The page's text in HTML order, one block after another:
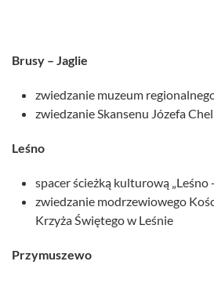
Brusy – Jaglie
zwiedzanie muzeum
zwiedzanie Skansenu Józefa
Leśno
spacer ścieżką kulturową „Leśno
zwiedzanie modrzewiowego
Krzyża Świętego w Leśnie
Przymuszewo